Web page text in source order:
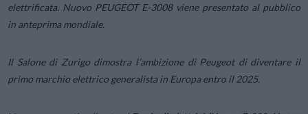
elettrificata. Nuovo PEUGEOT E-3008 viene presentato al pubblico
in anteprima mondiale.
Il Salone di Zurigo dimostra l’ambizione di Peugeot di diventare il
primo marchio elettrico generalista in Europa entro il 2025.